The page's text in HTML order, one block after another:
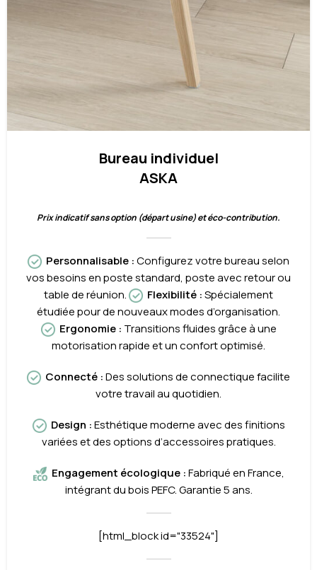
Bureau individuel
ASKA
Prix indicatif sans option (départ usine) et éco-contribution.
Personnalisable :Configurez votre bureau selon
vos besoins en poste standard, poste avec retour ou
table de réunion.
Flexibilité :Spécialement
étudiée pour de nouveaux modes d’organisation.
Ergonomie: Transitions fluides grâce à une
motorisation rapide et un confort optimisé.
Connecté :Des solutions de connectique facilite
votre travail au quotidien.
Design :Esthétique moderne avec des finitions
variées et des options d’accessoires pratiques.
Engagement écologique:Fabriqué en France,
intégrant du bois PEFC. Garantie 5 ans.
[html_block id="33524"]